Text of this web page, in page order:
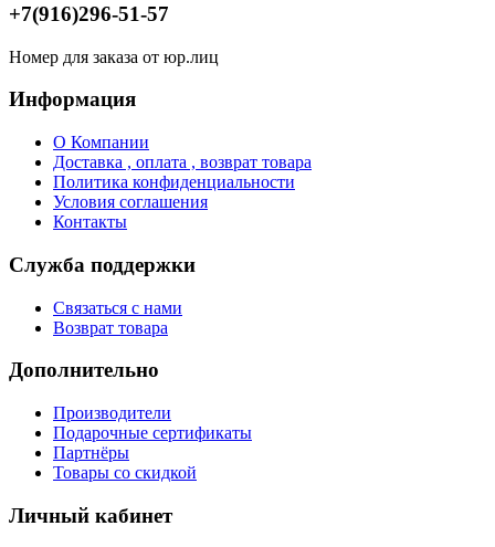
+7(916)296-51-57
Номер для заказа от юр.лиц
Информация
О Компании
Доставка , оплата , возврат товара
Политика конфиденциальности
Условия соглашения
Контакты
Служба поддержки
Связаться с нами
Возврат товара
Дополнительно
Производители
Подарочные сертификаты
Партнёры
Товары со скидкой
Личный кабинет